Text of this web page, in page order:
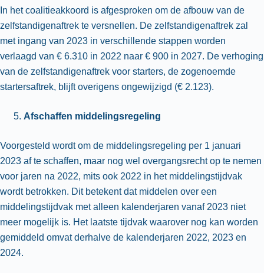
In het coalitieakkoord is afgesproken om de afbouw van de
zelfstandigenaftrek te versnellen. De zelfstandigenaftrek zal
met ingang van 2023 in verschillende stappen worden
verlaagd van € 6.310 in 2022 naar € 900 in 2027. De verhoging
van de zelfstandigenaftrek voor starters, de zogenoemde
startersaftrek, blijft overigens ongewijzigd (€ 2.123).
Afschaffen middelingsregeling
Voorgesteld wordt om de middelingsregeling per 1 januari
2023 af te schaffen, maar nog wel overgangsrecht op te nemen
voor jaren na 2022, mits ook 2022 in het middelingstijdvak
wordt betrokken. Dit betekent dat middelen over een
middelingstijdvak met alleen kalenderjaren vanaf 2023 niet
meer mogelijk is. Het laatste tijdvak waarover nog kan worden
gemiddeld omvat derhalve de kalenderjaren 2022, 2023 en
2024.